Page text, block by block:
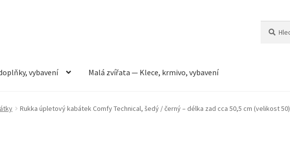
vybavení Malá zvířata — Klece, krmivo, vybavení
vybavení Můj účet Obchod Pokladna Vše pro kočky
Rukka úpletový kabátek Comfy Technical, šedý / černý – délka zad cca 50,5 cm (velikost 50)